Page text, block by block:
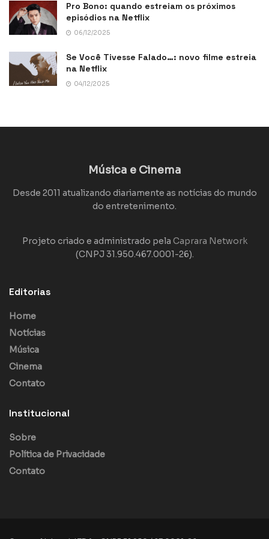
Pro Bono: quando estreiam os próximos
episódios na Netflix
06/12/2025
Se Você Tivesse Falado…: novo filme estreia
na Netflix
04/12/2025
Música e Cinema
Desde 2011 atualizando diariamente as notícias do mundo
do entretenimento.
Projeto criado e administrado pela Caprara Network
(CNPJ 31.950.467.0001-26).
Editorias
Home
Notícias
Música
Cinema
Contato
Institucional
Sobre
Política de Privacidade
Contato